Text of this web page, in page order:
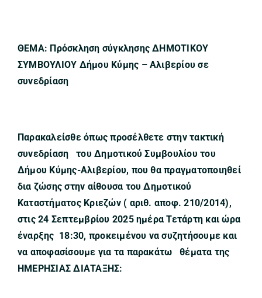
ΘΕΜΑ: Πρόσκληση σύγκλησης ΔΗΜΟΤΙΚΟΥ
ΣΥΜΒΟΥΛΙΟΥ Δήμου Κύμης – Αλιβερίου σε
συνεδρίαση
Παρακαλείσθε όπως προσέλθετε στην τακτική
συνεδρίαση του Δημοτικού Συμβουλίου του
Δήμου Κύμης-Αλιβερίου, που θα πραγματοποιηθεί
δια ζώσης στην αίθουσα του Δημοτικού
Καταστήματος Κριεζών ( αριθ. αποφ. 210/2014),
στις 24 Σεπτεμβρίου 2025 ημέρα Τετάρτη και ώρα
έναρξης 18:30, προκειμένου να συζητήσουμε και
να αποφασίσουμε για τα παρακάτω θέματα της
ΗΜΕΡΗΣΙΑΣ ΔΙΑΤΑΞΗΣ: